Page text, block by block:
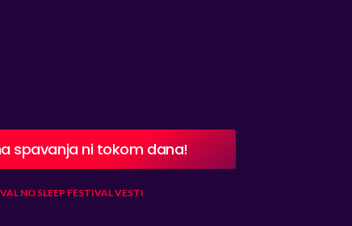
spavanja ni tokom dana!
NO SLEEP FESTIVALVESTI